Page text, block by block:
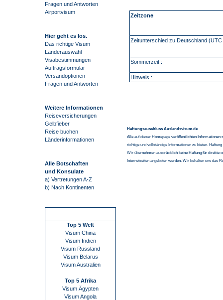
Fragen und Antworten
Airportvisum
Hier geht es los.
Das richtige Visum
Länderauswahl
Visabestimmungen
Auftragsformular
Versandoptionen
Fragen und Antworten
Weitere Informationen
Reiseversicherungen
Gelbfieber
Reise buchen
Länderinformationen
Alle Botschaften
und Konsulate
a) Vertretungen A-Z
b) Nach Kontinenten
Top 5 Welt
Visum China
Visum Indien
Visum Russland
Visum Belarus
Visum Australien
Top 5 Afrika
Visum Ägypten
Visum Angola
Zeitzone
Zeitunterschied zu Deutschland (UTC
Sommerzeit :
Hinweis :
Haftungsauschluss Auslandsvisum.de
Alle auf dieser Homepage veröffentlichten
richtige und vollständige Informationen zu bieten.
Wir übernehmen ausdrücklich keine Haftung für direkte
Internetseiten angeboten werden. Wir behalten uns das